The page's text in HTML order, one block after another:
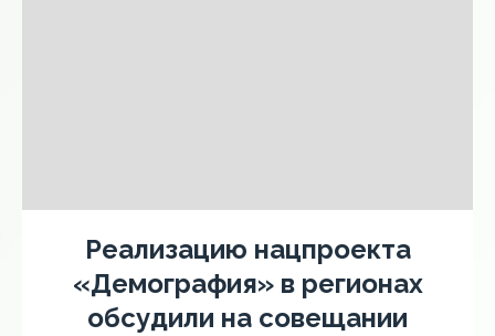
Реализацию нацпроекта
«Демография» в регионах
обсудили на совещании